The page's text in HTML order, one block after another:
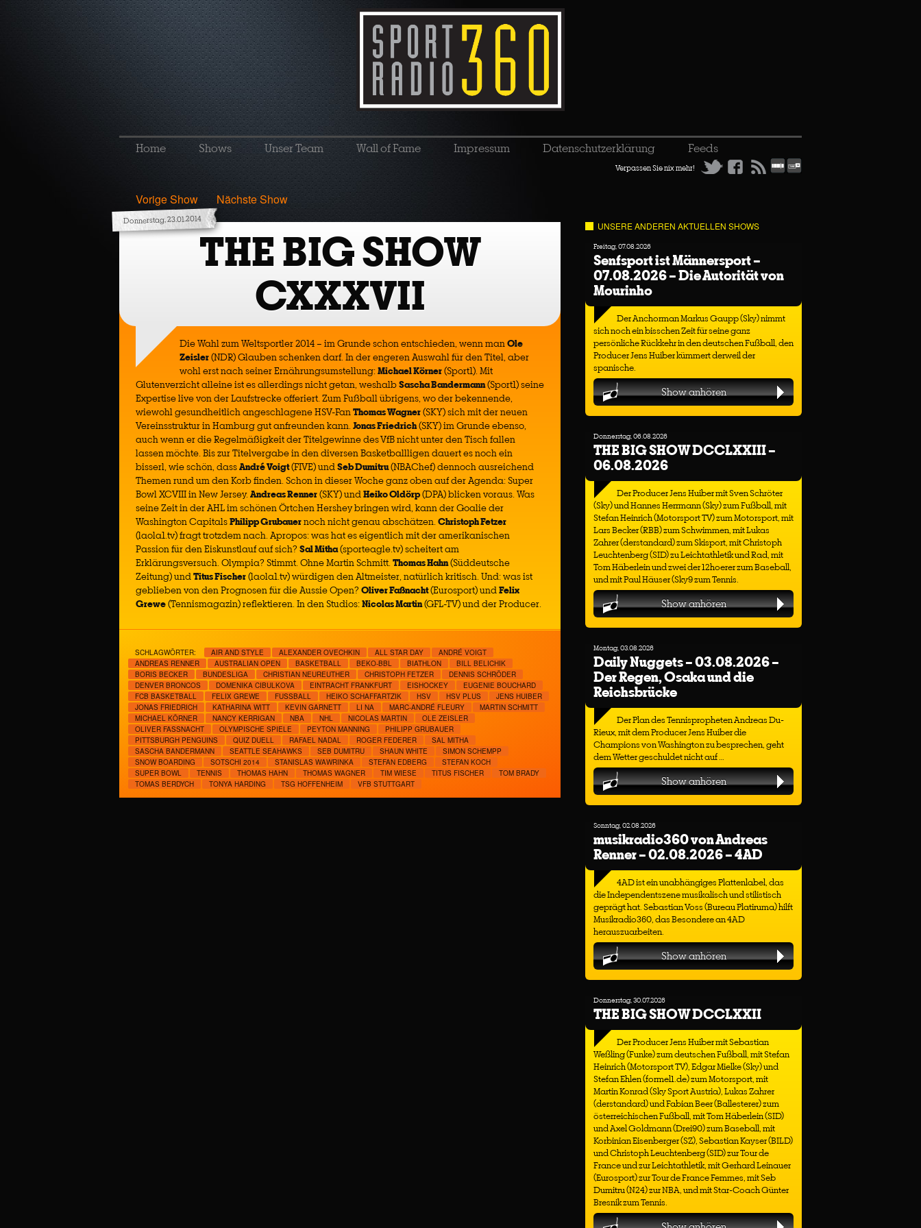
Home Shows Unser Team Wall of Fame Impressum Datenschutzerklärung Feeds
Verpassen Sie nix mehr!
Vorige Show Nächste Show
Donnerstag, 23.01.2014
THE BIG SHOW
CXXXVII
Die Wahl zum Weltsportler 2014 – im Grunde schon entschieden, wenn manOle
Zeisler(NDR) Glauben schenken darf. In der engeren Auswahl für den Titel, aber
wohl erst nach seiner Ernährungsumstellung:Michael Körner(Sport1). Mit
Glutenverzicht alleine ist es allerdings nicht getan, weshalbSascha Bandermann(Sport1) seine
Expertise live von der Laufstrecke offeriert. Zum Fußball übrigens, wo der bekennende,
wiewohl gesundheitlich angeschlagene HSV-FanThomas Wagner(SKY) sich mit der neuen
Vereinsstruktur in Hamburg gut anfreunden kann.Jonas Friedrich(SKY) im Grunde ebenso,
auch wenn er die Regelmäßigkeit der Titelgewinne des VfB nicht unter den Tisch fallen
lassen möchte. Bis zur Titelvergabe in den diversen Basketballligen dauert es noch ein
bisserl, wie schön, dassAndré Voigt(FIVE) undSeb Dumitru(NBAChef) dennoch ausreichend
Themen rund um den Korb finden. Schon in dieser Woche ganz oben auf der Agenda: Super
Bowl XCVIII in New Jersey.Andreas Renner(SKY) undHeiko Oldörp(DPA) blicken voraus. Was
seine Zeit in der AHL im schönen Örtchen Hershey bringen wird, kann der Goalie der
Washington CapitalsPhilipp Grubauernoch nicht genau abschätzen.Christoph Fetzer
(laola1.tv) fragt trotzdem nach. Apropos: was hat es eigentlich mit der amerikanischen
Passion für den Eiskunstlauf auf sich? Sal Mitha(sporteagle.tv) scheitert am
Erklärungsversuch. Olympia? Stimmt. Ohne Martin Schmitt.Thomas Hahn(Süddeutsche
Zeitung) undTitus Fischer(laola1.tv) würdigen den Altmeister, natürlich kritisch. Und: was ist
geblieben von den Prognosen für die Aussie Open? Oliver Faßnacht(Eurosport) undFelix
Grewe(Tennismagazin) reflektieren. In den Studios:Nicolas Martin(GFL-TV) und der Producer.
SCHLAGWÖRTER: AIR AND STYLE ALEXANDER OVECHKIN ALL STAR DAY
ANDRÉ VOIGT
ANDREAS RENNER
AUSTRALIAN OPEN BASKETBALL BEKO-BBL BIATHLON
BILL BELICHIK
BORIS BECKER
BUNDESLIGA CHRISTIAN NEUREUTHER CHRISTOPH FETZER
DENNIS SCHRÖDER
DENVER BRONCOS
DOMENIKA CIBULKOVA EINTRACHT FRANKFURT EISHOCKEY
EUGENIE BOUCHARD
FCB BASKETBALL
FELIX GREWE FUSSBALL HEIKO SCHAFFARTZIK HSV HSV PLUS
JENS HUIBER
JONAS FRIEDRICH
KATHARINA WITT KEVIN GARNETT LI NA MARC-ANDRÉ FLEURY
MARTIN SCHMITT
MICHAEL KÖRNER
NANCY KERRIGAN NBA NHL NICOLAS MARTIN
OLE ZEISLER
OLIVER FASSNACHT
OLYMPISCHE SPIELE PEYTON MANNING
PHILIPP GRUBAUER
PITTSBURGH PENGUINS
QUIZ DUELL RAFAEL NADAL ROGER FEDERER
SAL MITHA
SASCHA BANDERMANN
SEATTLE SEAHAWKS SEB DUMITRU SHAUN WHITE
SIMON SCHEMPP
SNOW BOARDING
SOTSCHI 2014 STANISLAS WAWRINKA STEFAN EDBERG
STEFAN KOCH
SUPER BOWL
TENNIS THOMAS HAHN THOMAS WAGNER TIM WIESE TITUS FISCHER
TOM BRADY
TOMAS BERDYCH
TONYA HARDING TSG HOFFENHEIM VFB STUTTGART
UNSERE ANDEREN AKTUELLEN SHOWS
Freitag, 07.08.2026
Senfsport ist Männersport –
07.08.2026 – Die Autorität von
Mourinho
Der Anchorman Markus Gaupp (Sky) nimmt
sich noch ein bisschen Zeit für seine ganz
persönliche Rückkehr in den deutschen Fußball, den
Producer Jens Huiber kümmert derweil der
spanische.
Show anhören
Donnerstag, 06.08.2026
THE BIG SHOW DCCLXXIII –
06.08.2026
Der Producer Jens Huiber mit Sven Schröter
(Sky) und Hannes Herrmann (Sky) zum Fußball, mit
Stefan Heinrich (Motorsport TV) zum Motorsport, mit
Lars Becker (RBB) zum Schwimmen, mit Lukas
Zahrer (derstandard) zum Skisport, mit Christoph
Leuchtenberg (SID) zu Leichtathletik und Rad, mit
Tom Häberlein und zwei der 12hoerer zum Baseball,
und mit Paul Häuser (Sky9 zum Tennis.
Show anhören
Montag, 03.08.2026
Daily Nuggets – 03.08.2026 –
Der Regen, Osaka und die
Reichsbrücke
Der Plan des Tennispropheten Andreas Du-
Rieux, mit dem Producer Jens Huiber die
Champions von Washington zu besprechen, geht
dem Wetter geschuldet nicht auf …
Show anhören
Sonntag, 02.08.2026
musikradio360 von Andreas
Renner – 02.08.2026 – 4AD
4AD ist ein unabhängiges Plattenlabel, das
die Independentszene musikalisch und stilistisch
geprägt hat. Sebastian Voss (Bureau Platiruma) hilft
Musikradio360, das Besondere an 4AD
herauszuarbeiten.
Show anhören
Donnerstag, 30.07.2026
THE BIG SHOW DCCLXXII
Der Producer Jens Huiber mit Sebastian
Weßling (Funke) zum deutschen Fußball, mit Stefan
Heinrich (Motorsport TV), Edgar Mielke (Sky) und
Stefan Ehlen (formel1.de) zum Motorsport, mit
Martin Konrad (Sky Sport Austria), Lukas Zahrer
(derstandard) und Fabian Beer (Ballesterer) zum
österreichischen Fußball, mit Tom Häberlein (SID)
und Axel Goldmann (Drei90) zum Baseball, mit
Korbinian Eisenberger (SZ), Sebastian Kayser (BILD)
und Christoph Leuchtenberg (SID) zur Tour de
France und zur Leichtathletik, mit Gerhard Leinauer
(Eurosport) zur Tour de France Femmes, mit Seb
Dumitru (N24) zur NBA, und mit Star-Coach Günter
Bresnik zum Tennis.